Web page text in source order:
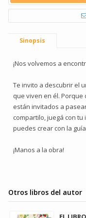
Sinopsis
¡Nos volvemos a
Te invito a descubrir el
que viven en él. Porque
están invitados a
compartilo, juegá con
puedes crear con la
¡Manos a la obra!
Otros libros del autor